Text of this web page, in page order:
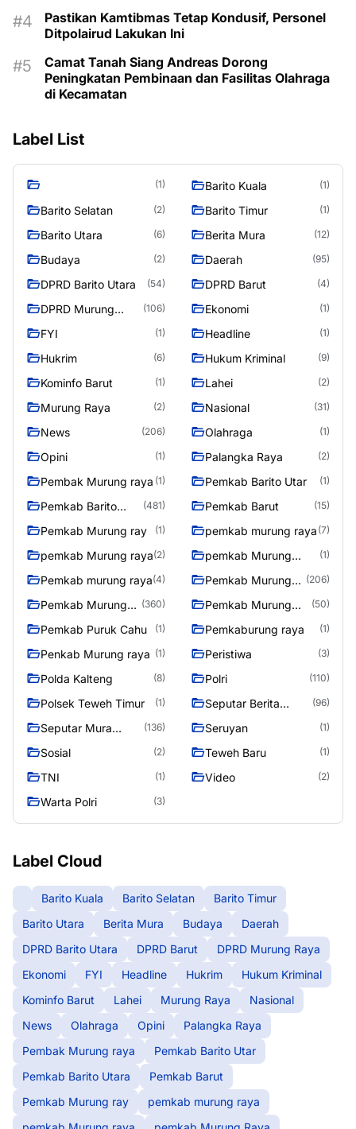
Pastikan Kamtibmas Tetap Kondusif, Personel
Ditpolairud Lakukan Ini
Camat Tanah Siang Andreas Dorong
Peningkatan Pembinaan dan Fasilitas Olahraga
di Kecamatan
Label List
(1) Barito Kuala (1)
Barito Selatan (2) Barito Timur (1)
Barito Utara (6) Berita Mura (12)
Budaya (2) Daerah (95)
DPRD Barito Utara (54) DPRD Barut (4)
DPRD Murung
(106) Ekonomi (1)
FYI (1) Headline (1)
Hukrim (6) Hukum Kriminal (9)
Kominfo Barut (1) Lahei (2)
Murung Raya (2) Nasional (31)
News (206) Olahraga (1)
Opini (1) Palangka Raya (2)
Pembak Murung raya (1) Pemkab Barito Utar (1)
Pemkab Barito
(481) Pemkab Barut (15)
Pemkab Murung ray (1) pemkab murung raya (7)
pemkab Murung raya(2)
pemkab Murung
(1)
Pemkab murung raya(4)
Pemkab Murung
(206)
Pemkab Murung
(360)
Pemkab Murung
(50)
Pemkab Puruk Cahu (1) Pemkaburung raya (1)
Penkab Murung raya (1) Peristiwa (3)
Polda Kalteng (8) Polri (110)
Polsek Teweh Timur (1)
Seputar Berita
(96)
Seputar Mura
(136) Seruyan (1)
Sosial (2) Teweh Baru (1)
TNI (1) Video (2)
Warta Polri (3)
Label Cloud
Barito Kuala Barito Selatan
Barito Timur
Barito Utara
Berita Mura Budaya
Daerah
DPRD Barito Utara
DPRD Barut
DPRD Murung Raya
Ekonomi
FYI Headline Hukrim
Hukum Kriminal
Kominfo Barut
Lahei Murung Raya
Nasional
News
Olahraga Opini
Palangka Raya
Pembak Murung raya
Pemkab Barito Utar
Pemkab Barito Utara
Pemkab Barut
Pemkab Murung ray
pemkab murung raya